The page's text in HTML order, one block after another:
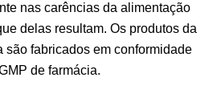
nas carências da alimentação
delas resultam. Os produtos da
são fabricados em conformidade
de farmácia.